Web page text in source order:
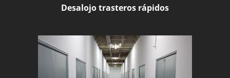
Desalojo trasteros rápidos